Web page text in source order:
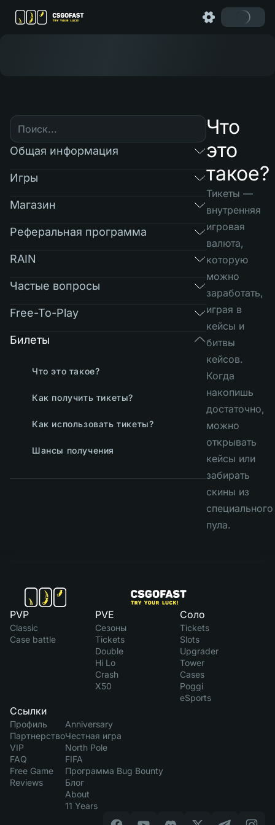
Общая информация
Игры
Магазин
Реферальная программа
RAIN
Частые вопросы
Free-To-Play
Билеты
Что это такое?
Как получить тикеты?
Как использовать тикеты?
Шансы получения
Что
это
такое?
Тикеты —
внутренняя
игровая
валюта,
которую
можно
заработать,
играя в
кейсы и
битвы
кейсов.
Когда
накопишь
достаточно,
можно
открывать
кейсы или
забирать
скины из
специального
пула.
PVP
Classic
Case battle
PVE
Сезоны
Tickets
Double
Hi Lo
Crash
X50
Соло
Tickets
Slots
Upgrader
Tower
Cases
Poggi
eSports
Ссылки
Профиль
Партнерство
VIP
FAQ
Free Game
Reviews
Anniversary
Честная игра
North Pole
FIFA
Программа Bug Bounty
Блог
About
11 Years